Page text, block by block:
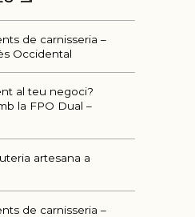
de carnisseria –
Occidental
al teu negoci?
la FPO Dual –
artesana a
de carnisseria –